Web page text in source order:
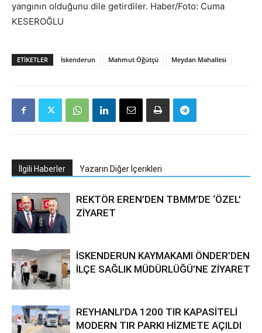
yangının olduğunu dile getirdiler. Haber/Foto: Cuma
KESEROĞLU
ETIKETLER İskenderun Mahmut Öğütçü Meydan Mahallesi
İlgili Haberler Yazarın Diğer İçerikleri
REKTÖR EREN’DEN TBMM’DE ‘ÖZEL’
ZİYARET
İSKENDERUN KAYMAKAMI ÖNDER’DEN
İLÇE SAĞLIK MÜDÜRLÜĞÜ’NE ZİYARET
REYHANLI’DA 1200 TIR KAPASİTELİ
MODERN TIR PARKI HİZMETE AÇILDI